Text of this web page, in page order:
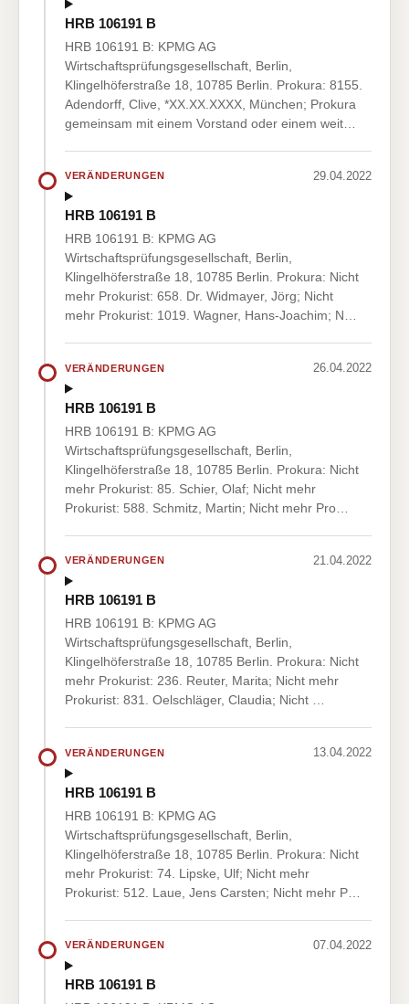
HRB 106191 B
HRB 106191 B: KPMG AG
Wirtschaftsprüfungsgesellschaft, Berlin,
Klingelhöferstraße 18, 10785 Berlin. Prokura: 8155.
Adendorff, Clive, *XX.XX.XXXX, München; Prokura
gemeinsam mit einem Vorstand oder einem weit…
VERÄNDERUNGEN 29.04.2022
HRB 106191 B
HRB 106191 B: KPMG AG
Wirtschaftsprüfungsgesellschaft, Berlin,
Klingelhöferstraße 18, 10785 Berlin. Prokura: Nicht
mehr Prokurist: 658. Dr. Widmayer, Jörg; Nicht
mehr Prokurist: 1019. Wagner, Hans-Joachim; N…
VERÄNDERUNGEN 26.04.2022
HRB 106191 B
HRB 106191 B: KPMG AG
Wirtschaftsprüfungsgesellschaft, Berlin,
Klingelhöferstraße 18, 10785 Berlin. Prokura: Nicht
mehr Prokurist: 85. Schier, Olaf; Nicht mehr
Prokurist: 588. Schmitz, Martin; Nicht mehr Pro…
VERÄNDERUNGEN 21.04.2022
HRB 106191 B
HRB 106191 B: KPMG AG
Wirtschaftsprüfungsgesellschaft, Berlin,
Klingelhöferstraße 18, 10785 Berlin. Prokura: Nicht
mehr Prokurist: 236. Reuter, Marita; Nicht mehr
Prokurist: 831. Oelschläger, Claudia; Nicht …
VERÄNDERUNGEN 13.04.2022
HRB 106191 B
HRB 106191 B: KPMG AG
Wirtschaftsprüfungsgesellschaft, Berlin,
Klingelhöferstraße 18, 10785 Berlin. Prokura: Nicht
mehr Prokurist: 74. Lipske, Ulf; Nicht mehr
Prokurist: 512. Laue, Jens Carsten; Nicht mehr P…
VERÄNDERUNGEN 07.04.2022
HRB 106191 B